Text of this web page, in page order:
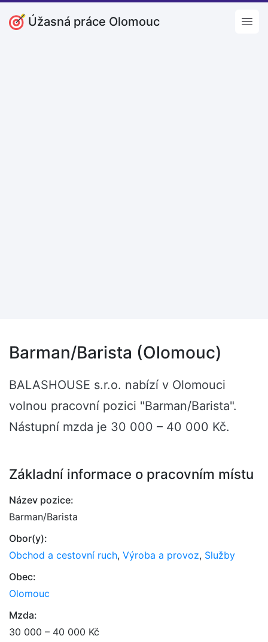
Úžasná práce Olomouc
Barman/Barista (Olomouc)
BALASHOUSE s.r.o. nabízí v Olomouci
volnou pracovní pozici "Barman/Barista".
Nástupní mzda je 30 000 – 40 000 Kč.
Základní informace o pracovním místu
Název pozice:
Barman/Barista
Obor(y):
Obchod a cestovní ruch, Výroba a provoz, Služby
Obec:
Olomouc
Mzda:
30 000 – 40 000 Kč